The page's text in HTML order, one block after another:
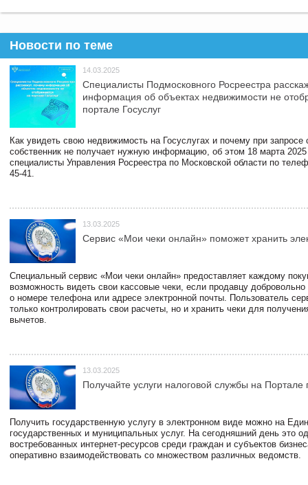
Новости по теме
14.03.2025
Специалисты Подмосковного Росреестра
информация об объектах недвижимости не
портале Госуслуг
Как увидеть свою недвижимость на Госуслугах и почему при запросе
собственник не получает нужную информацию, об этом 18 марта 2025
специалисты Управления Росреестра по Московской области по
45-41.
13.03.2025
Сервис «Мои чеки онлайн» поможет хранить
Специальный сервис «Мои чеки онлайн» предоставляет каждому
возможность видеть свои кассовые чеки, если продавцу
о номере телефона или адресе электронной почты. Пользователь
только контролировать свои расчеты, но и хранить чеки для
вычетов.
13.03.2025
Получайте услуги налоговой службы на Портале
Получить государственную услугу в электронном виде можно на
государственных и муниципальных услуг. На сегодняшний день это
востребованных интернет-ресурсов среди граждан и субъектов
оперативно взаимодействовать со множеством различных ведомств.